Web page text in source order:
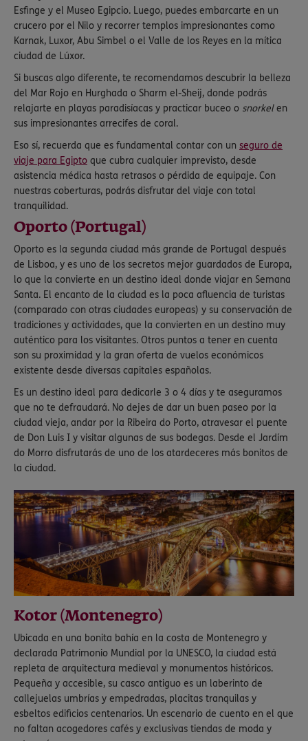
Esfinge y el Museo Egipcio. Luego, puedes embarcarte en un
crucero por el Nilo y recorrer templos impresionantes como
Karnak, Luxor, Abu Simbel o el Valle de los Reyes en la mítica
ciudad de Lúxor.
Si buscas algo diferente, te recomendamos descubrir la belleza
del Mar Rojo en Hurghada o Sharm el-Sheij, donde podrás
relajarte en playas paradisíacas y practicar buceo o snorkelen
sus impresionantes arrecifes de coral.
Eso sí, recuerda que es fundamental contar con un seguro de
viaje para Egipto que cubra cualquier imprevisto, desde
asistencia médica hasta retrasos o pérdida de equipaje. Con
nuestras coberturas, podrás disfrutar del viaje con total
tranquilidad.
Oporto (Portugal)
Oporto es la segunda ciudad más grande de Portugal después
de Lisboa, y es uno de los secretos mejor guardados de Europa,
lo que la convierte en un destino ideal donde viajar en Semana
Santa. El encanto de la ciudad es la poca afluencia de turistas
(comparado con otras ciudades europeas) y su conservación de
tradiciones y actividades, que la convierten en un destino muy
auténtico para los visitantes. Otros puntos a tener en cuenta
son su proximidad y la gran oferta de vuelos económicos
existente desde diversas capitales españolas.
Es un destino ideal para dedicarle 3 o 4 días y te aseguramos
que no te defraudará. No dejes de dar un buen paseo por la
ciudad vieja, andar por la Ribeira do Porto, atravesar el puente
de Don Luis I y visitar algunas de sus bodegas. Desde el Jardím
do Morro disfrutarás de uno de los atardeceres más bonitos de
la ciudad.
Kotor (Montenegro)
Ubicada en una bonita bahía en la costa de Montenegro y
declarada Patrimonio Mundial por la UNESCO, la ciudad está
repleta de arquitectura medieval y monumentos históricos.
Pequeña y accesible, su casco antiguo es un laberinto de
callejuelas umbrías y empedradas, placitas tranquilas y
esbeltos edificios centenarios. Un escenario de cuento en el que
no faltan acogedores cafés y exclusivas tiendas de moda y